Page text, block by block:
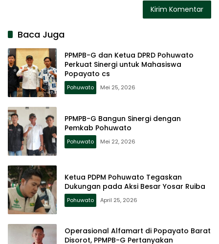
Baca Juga
PPMPB-G dan Ketua DPRD Pohuwato
Perkuat Sinergi untuk Mahasiswa
Popayato cs
Pohuwato Mei 25, 2026
PPMPB-G Bangun Sinergi dengan
Pemkab Pohuwato
Pohuwato Mei 22, 2026
Ketua PDPM Pohuwato Tegaskan
Dukungan pada Aksi Besar Yosar Ruiba
Pohuwato April 25, 2026
Operasional Alfamart di Popayato Barat
Disorot, PPMPB-G Pertanyakan